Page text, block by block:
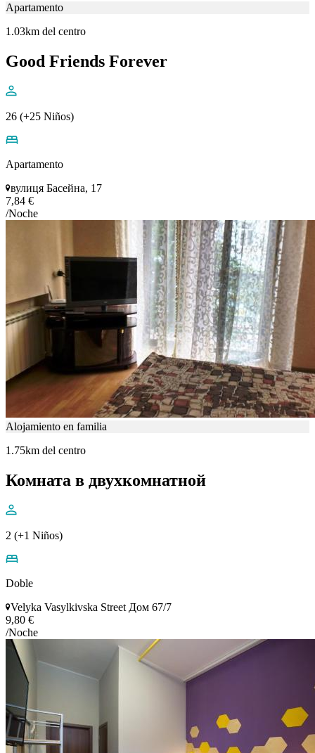
Apartamento
1.03km del centro
Good Friends Forever
26 (+25 Niños)
Apartamento
вулиця Басейна, 17
7,84 €
/Noche
Alojamiento en familia
1.75km del centro
Комната в двухкомнатной
2 (+1 Niños)
Doble
Velyka Vasylkivska Street Дом 67/7
9,80 €
/Noche